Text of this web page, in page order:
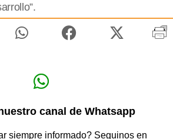
canal de Whatsapp
siempre informado? Seguinos en